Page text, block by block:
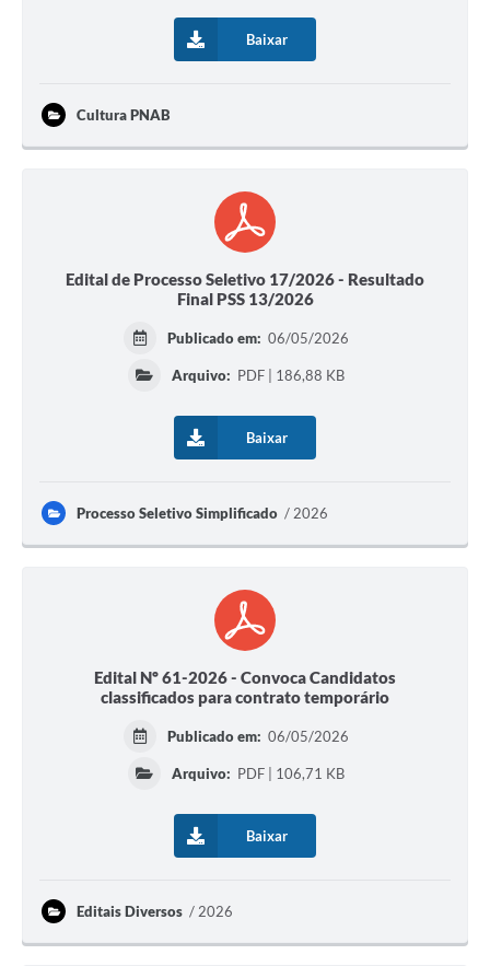
Baixar
Cultura PNAB
Edital de Processo Seletivo 17/2026 - Resultado
Final PSS 13/2026
Publicado em: 06/05/2026
Arquivo: PDF | 186,88 KB
Baixar
Processo Seletivo Simplificado 2026
Edital Nº 61-2026 - Convoca Candidatos
classificados para contrato temporário
Publicado em: 06/05/2026
Arquivo: PDF | 106,71 KB
Baixar
Editais Diversos 2026